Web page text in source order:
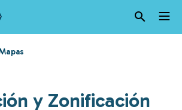
principal
y Zonificación